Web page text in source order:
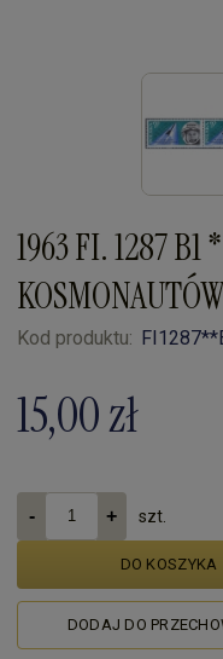
1963 FI. 1287
Kod produktu:
15,00 zł
szt.
DO KOSZYKA
DODAJ DO